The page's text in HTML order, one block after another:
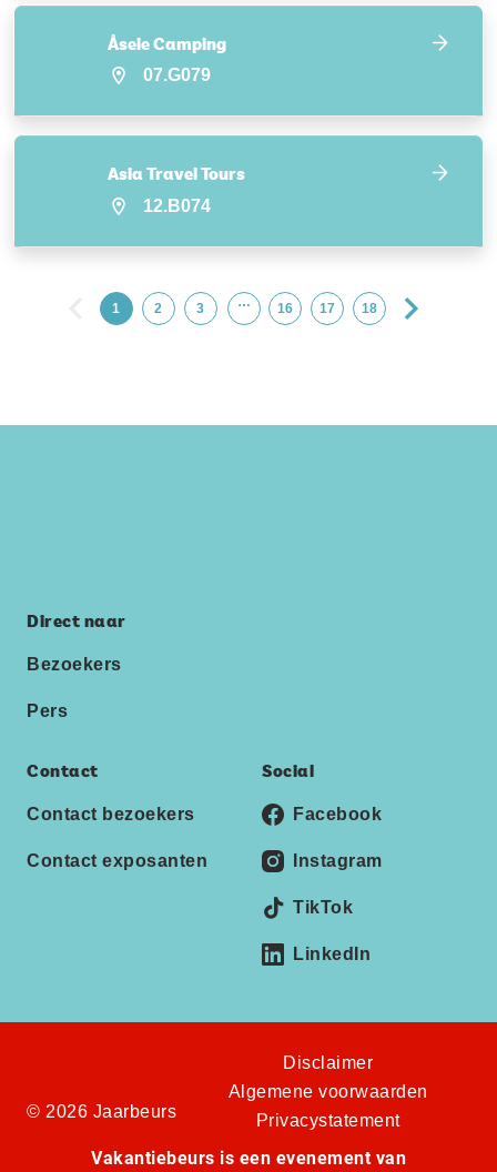
Åsele Camping
07.G079
Asia Travel Tours
12.B074
1 2 3 … 16 17 18
Direct naar
Bezoekers
Pers
Contact
Contact bezoekers
Contact exposanten
Social
Facebook
Instagram
TikTok
LinkedIn
© 2026 Jaarbeurs
Disclaimer
Algemene voorwaarden
Privacystatement
Vakantiebeurs is een evenement van